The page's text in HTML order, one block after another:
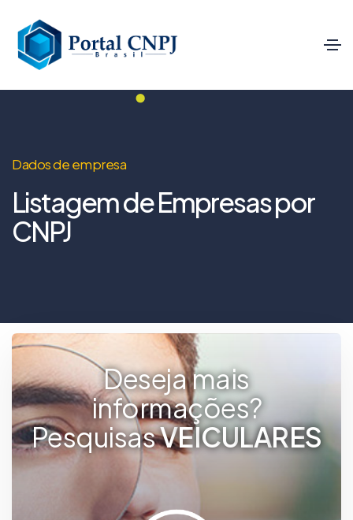
Dados de empresa
Listagem de Empresas por
CNPJ
Deseja mais
informações?
PesquisasVEICULARES